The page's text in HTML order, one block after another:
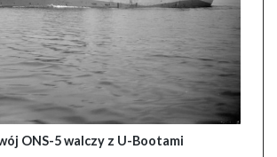
ONS-5 walczy z U-Bootami